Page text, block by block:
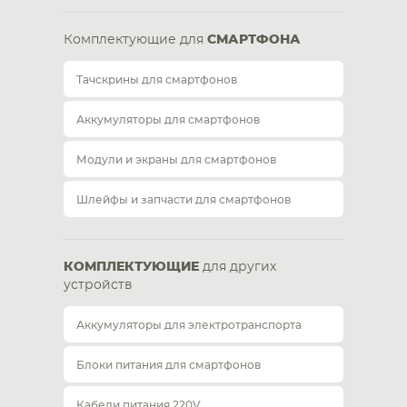
Комплектующие для СМАРТФОНА
Тачскрины для смартфонов
Аккумуляторы для смартфонов
Модули и экраны для смартфонов
Шлейфы и запчасти для смартфонов
КОМПЛЕКТУЮЩИЕ для других
устройств
Аккумуляторы для электротранспорта
Блоки питания для смартфонов